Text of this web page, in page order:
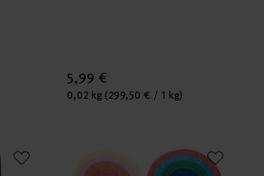
5,99 €
Inhalt:
0,02 kg (299,50 € / 1 kg)
3,5cm 10m 6 StückKreppbänder Cake mehrfarbig